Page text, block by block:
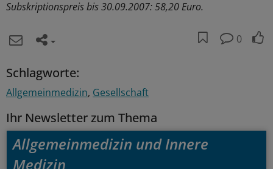
Subskriptionspreis bis 30.09.2007: 58,20 Euro.
0
Schlagworte:
Allgemeinmedizin Gesellschaft
Ihr Newsletter zum Thema
Allgemeinmedizin und Innere
Medizin